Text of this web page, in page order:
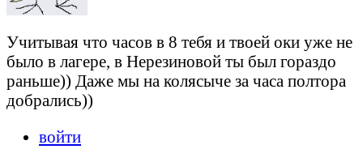
Учитывая что часов в 8 тебя и твоей оки уже не
было в лагере, в Нерезиновой ты был гораздо
раньше)) Даже мы на колясыче за часа полтора
добрались))
войти